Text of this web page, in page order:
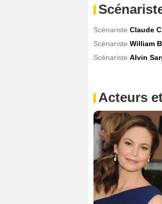
Scénariste Claude
Scénariste William
Scénariste Alvin
Acteurs